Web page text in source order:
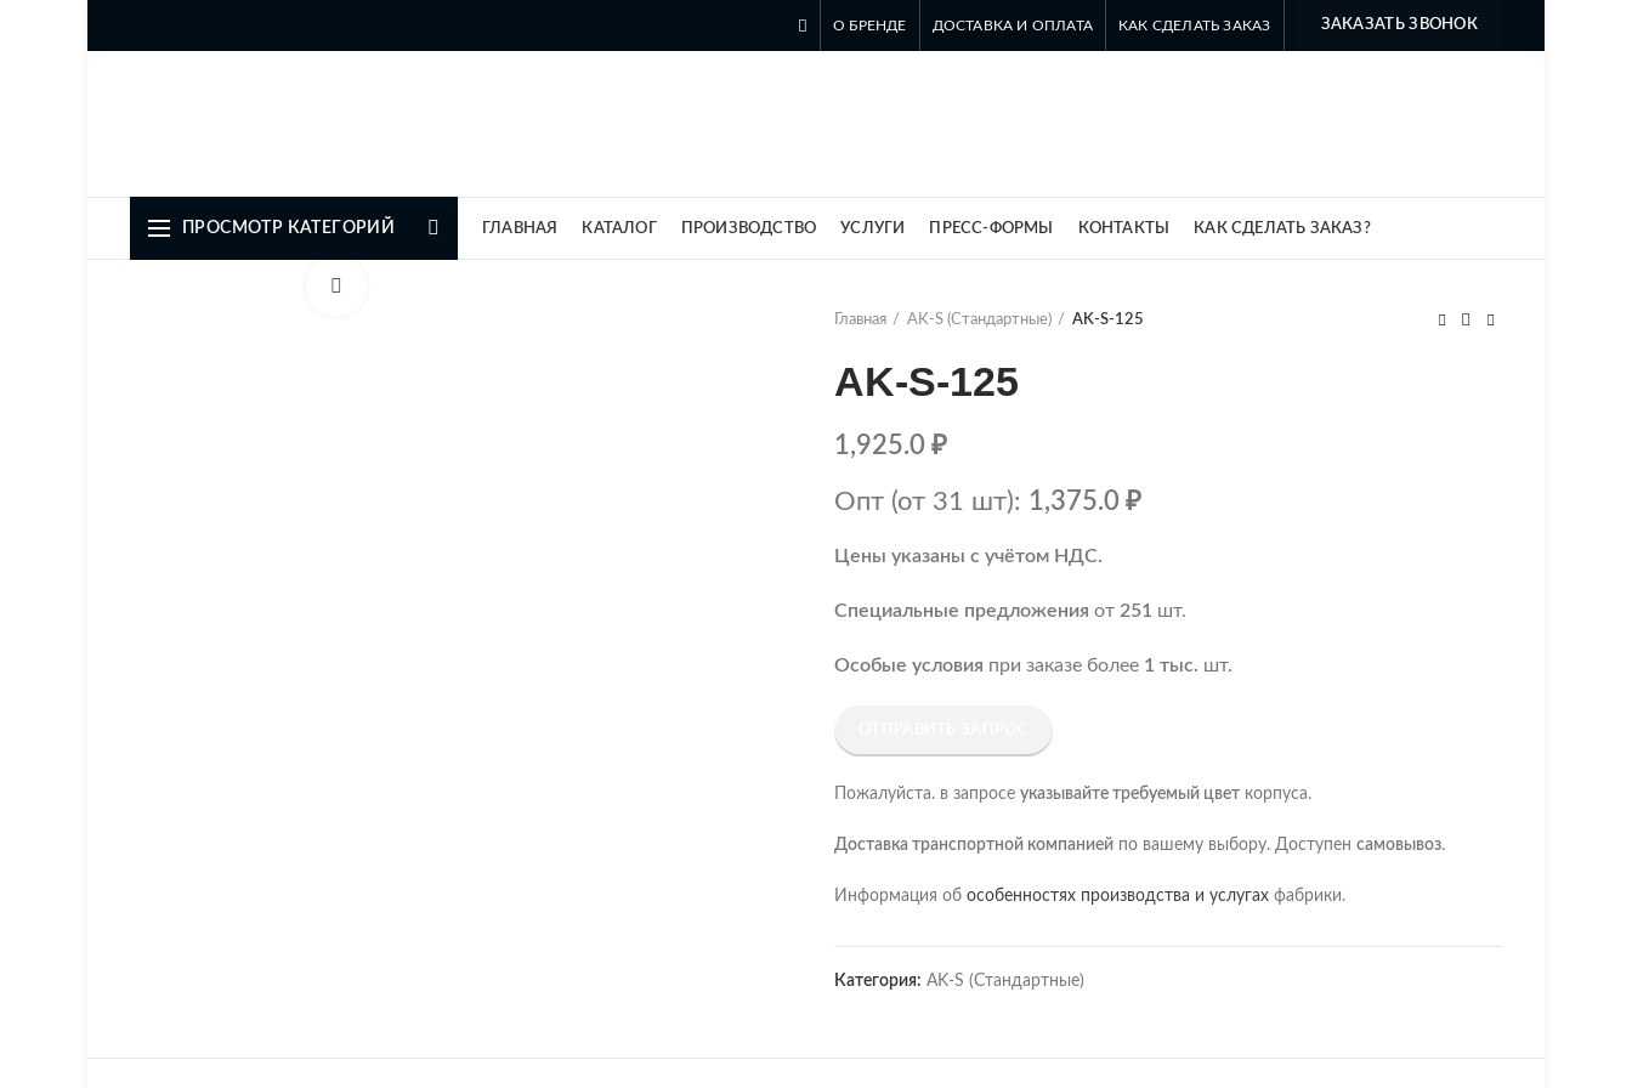
О БРЕНДЕ ДОСТАВКА И ОПЛАТА КАК СДЕЛАТЬ ЗАКАЗ ЗАКАЗАТЬ ЗВОНОК
ПРОСМОТР КАТЕГОРИЙ ГЛАВНАЯ КАТАЛОГ ПРОИЗВОДСТВО УСЛУГИ ПРЕСС-ФОРМЫ КОНТАКТЫ КАК СДЕЛАТЬ ЗАКАЗ?
Главная AK-S (Стандартные) AK-S-125
AK-S-125
1,925.0 ₽
Опт (от 31 шт): 1,375.0 ₽
Цены указаны с учётом НДС.
Специальные предложения от 251 шт.
Особые условия при заказе более 1 тыс. шт.
Пожалуйста. в запросе указывайте требуемый цвет корпуса.
Доставка транспортной компанией по вашему выбору. Доступен самовывоз.
Информация об особенностях производства и услугах фабрики.
Категория: AK-S (Стандартные)